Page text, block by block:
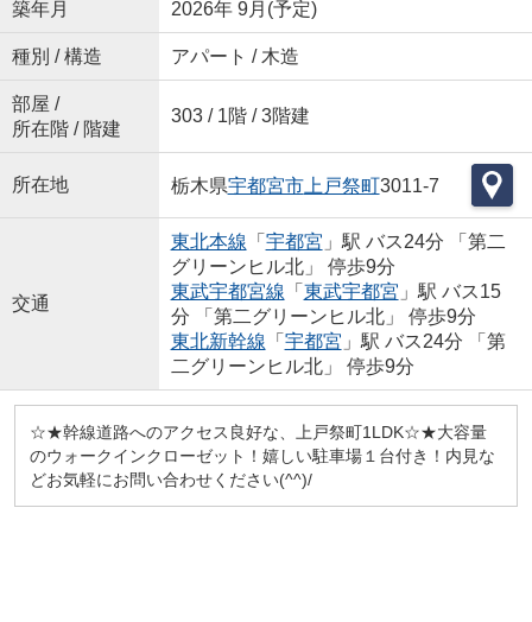
築年月 2026年 9月(予定)
種別 / 構造 アパート / 木造
部屋 /
所在階 / 階建
303 / 1階 / 3階建
所在地 栃木県宇都宮市上戸祭町3011-7
交通
東北本線 「 宇都宮 」駅 バス24分 「第二
グリーンヒル北」 停歩9分
東武宇都宮線 「 東武宇都宮 」駅 バス15
分 「第二グリーンヒル北」 停歩9分
東北新幹線 「 宇都宮 」駅 バス24分 「第
二グリーンヒル北」 停歩9分
☆★幹線道路へのアクセス良好な、上戸祭町1LDK☆★大容量
のウォークインクローゼット！嬉しい駐車場１台付き！内見な
どお気軽にお問い合わせください(^^)/